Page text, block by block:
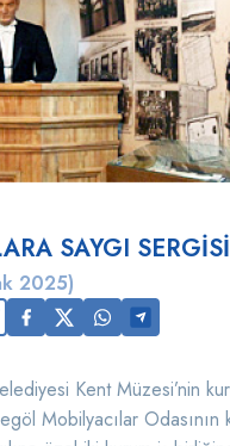
SAYGI SERGİSİ
2025)
Kent Müzesi’nin
Mobilyacılar Odasının